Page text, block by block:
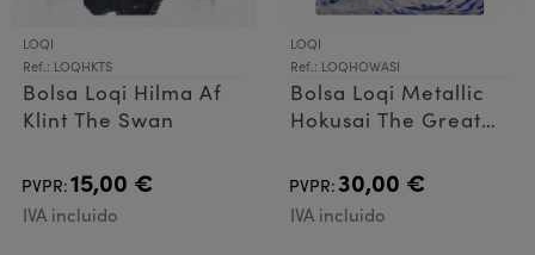
LOQI
Ref.: LOQHKTS
Bolsa Loqi Hilma Af
Klint The Swan
PVPR:15,00 €
IVA incluido
LOQI
Ref.: LOQHOWASI
Bolsa Loqi Metallic
Hokusai The Great
PVPR:30,00 €
IVA incluido